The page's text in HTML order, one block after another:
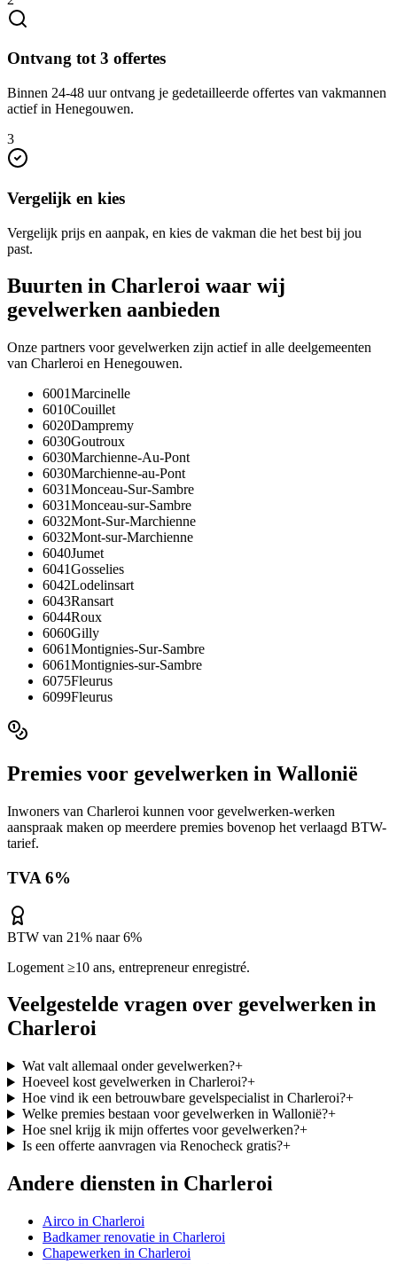
Ontvang tot 3 offertes
Binnen 24-48 uur ontvang je gedetailleerde offertes van vakmannen
actief in Henegouwen.
3
Vergelijk en kies
Vergelijk prijs en aanpak, en kies de vakman die het best bij jou
past.
Buurten in Charleroi waar wij
gevelwerken aanbieden
Onze partners voor gevelwerken zijn actief in alle deelgemeenten
van Charleroi en Henegouwen.
6001Marcinelle
6010Couillet
6020Dampremy
6030Goutroux
6030Marchienne-Au-Pont
6030Marchienne-au-Pont
6031Monceau-Sur-Sambre
6031Monceau-sur-Sambre
6032Mont-Sur-Marchienne
6032Mont-sur-Marchienne
6040Jumet
6041Gosselies
6042Lodelinsart
6043Ransart
6044Roux
6060Gilly
6061Montignies-Sur-Sambre
6061Montignies-sur-Sambre
6075Fleurus
6099Fleurus
Premies voor gevelwerken in Wallonië
Inwoners van Charleroi kunnen voor gevelwerken-werken
aanspraak maken op meerdere premies bovenop het verlaagd BTW-
tarief.
TVA 6%
BTW van 21% naar 6%
Logement ≥10 ans, entrepreneur enregistré.
Veelgestelde vragen over gevelwerken in
Charleroi
Wat valt allemaal onder gevelwerken?+
Hoeveel kost gevelwerken in Charleroi?+
Hoe vind ik een betrouwbare gevelspecialist in Charleroi?+
Welke premies bestaan voor gevelwerken in Wallonië?+
Hoe snel krijg ik mijn offertes voor gevelwerken?+
Is een offerte aanvragen via Renocheck gratis?+
Andere diensten in Charleroi
Airco in Charleroi
Badkamer renovatie in Charleroi
Chapewerken in Charleroi